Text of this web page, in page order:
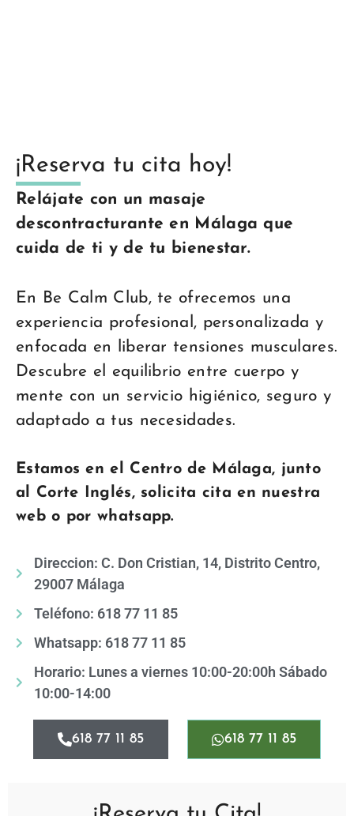
¡Reserva tu cita hoy!
Relájate con un masaje
descontracturante en Málaga que
cuida de ti y de tu bienestar.
En Be Calm Club, te ofrecemos una
experiencia profesional, personalizada y
enfocada en liberar tensiones musculares.
Descubre el equilibrio entre cuerpo y
mente con un servicio higiénico, seguro y
adaptado a tus necesidades.
Estamos en el Centro de Málaga, junto
al Corte Inglés, solicita cita en nuestra
web o por whatsapp.
Direccion: C. Don Cristian, 14, Distrito Centro,
29007 Málaga
Teléfono: 618 77 11 85
Whatsapp: 618 77 11 85
Horario: Lunes a viernes 10:00-20:00h Sábado
10:00-14:00
618 77 11 85 618 77 11 85